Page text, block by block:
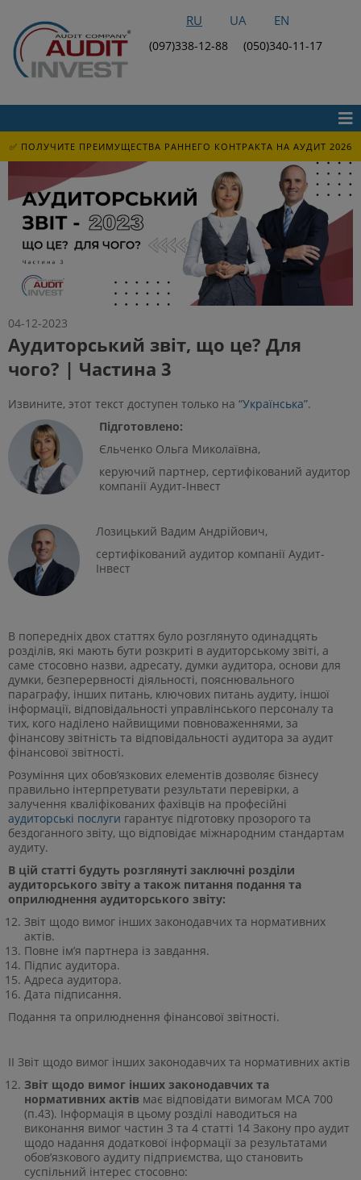
RU UA EN
(097)338-12-88 (050)340-11-17
✅ ПОЛУЧИТЕ ПРЕИМУЩЕСТВА РАННЕГО КОНТРАКТА НА АУДИТ 2026
04-12-2023
Аудиторський звіт, що це? Для
чого? | Частина 3
Извините, этот текст доступен только на “Українська”.
Підготовлено:
Єльченко Ольга Миколаївна,
керуючий партнер, сертифікований аудитор
компанії Аудит-Інвест
Лозицький Вадим Андрійович,
сертифікований аудитор компанії Аудит-
Інвест
В попередніх двох статтях було розглянуто одинадцять
розділів, які мають бути розкриті в аудиторському звіті, а
саме стосовно назви, адресату, думки аудитора, основи для
думки, безперервності діяльності, пояснювального
параграфу, інших питань, ключових питань аудиту, іншої
інформації, відповідальності управлінського персоналу та
тих, кого наділено найвищими повноваженнями, за
фінансову звітність та відповідальності аудитора за аудит
фінансової звітності.
Розуміння цих обов’язкових елементів дозволяє бізнесу
правильно інтерпретувати результати перевірки, а
залучення кваліфікованих фахівців на професійні
аудиторські послуги гарантує підготовку прозорого та
бездоганного звіту, що відповідає міжнародним стандартам
аудиту.
В цій статті будуть розглянуті заключні розділи
аудиторського звіту а також питання подання та
оприлюднення аудиторського звіту:
Звіт щодо вимог інших законодавчих та нормативних
актів.
Повне ім’я партнера із завдання.
Підпис аудитора.
Адреса аудитора.
Дата підписання.
Подання та оприлюднення фінансової звітності.
ІІ Звіт щодо вимог інших законодавчих та нормативних актів
Звіт щодо вимог інших законодавчих та
нормативних актів має відповідати вимогам МСА 700
(п.43). Інформація в цьому розділі наводиться на
виконання вимог частин 3 та 4 статті 14 Закону про аудит
щодо надання додаткової інформації за результатами
обов’язкового аудиту підприємства, що становить
суспільний інтерес стосовно: